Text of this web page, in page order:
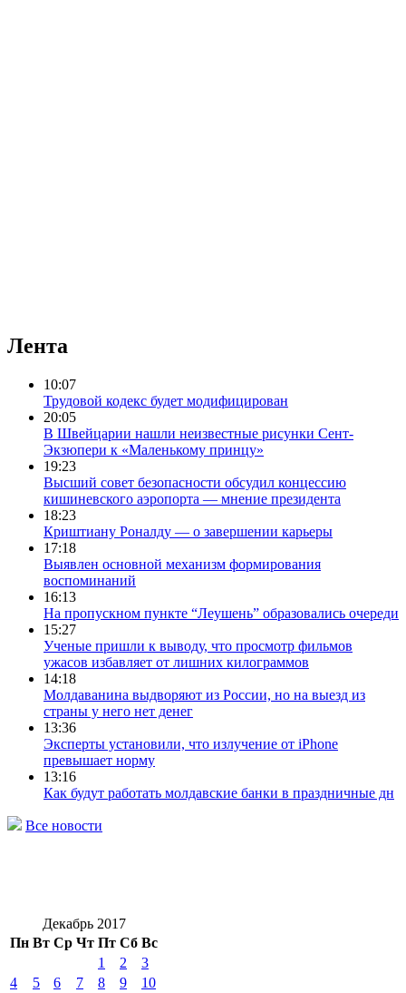
Лента
10:07
Трудовой кодекс будет модифицирован
20:05
В Швейцарии нашли неизвестные рисунки Сент-
Экзюпери к «Маленькому принцу»
19:23
Высший совет безопасности обсудил концессию
кишиневского аэропорта — мнение президента
18:23
Криштиану Роналду — о завершении карьеры
17:18
Выявлен основной механизм формирования
воспоминаний
16:13
На пропускном пункте “Леушень” образовались очереди
15:27
Ученые пришли к выводу, что просмотр фильмов
ужасов избавляет от лишних килограммов
14:18
Молдаванина выдворяют из России, но на выезд из
страны у него нет денег
13:36
Эксперты установили, что излучение от iPhone
превышает норму
13:16
Как будут работать молдавские банки в праздничные дн
Все новости
Декабрь 2017
Пн Вт Ср Чт Пт Сб Вс
1 2
3
4
5 6 7 8 9
10